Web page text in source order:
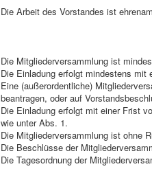
Die Arbeit des Vorstandes ist
Die Mitgliederversammlung ist
Die Einladung erfolgt mindestens mit
Eine (außerordentliche)
beantragen, oder auf
Die Einladung erfolgt mit einer Frist
wie unter Abs. 1.
Die Mitgliederversammlung ist ohne
Die Beschlüsse der
Die Tagesordnung der